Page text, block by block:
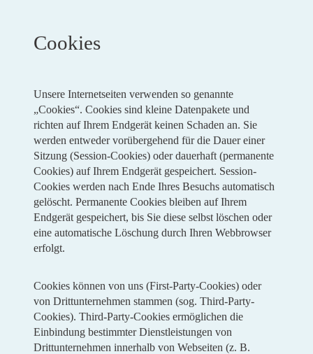
Cookies
Unsere Internetseiten verwenden so genannte
„Cookies“. Cookies sind kleine Datenpakete und
richten auf Ihrem Endgerät keinen Schaden an. Sie
werden entweder vorübergehend für die Dauer einer
Sitzung (Session-Cookies) oder dauerhaft (permanente
Cookies) auf Ihrem Endgerät gespeichert. Session-
Cookies werden nach Ende Ihres Besuchs automatisch
gelöscht. Permanente Cookies bleiben auf Ihrem
Endgerät gespeichert, bis Sie diese selbst löschen oder
eine automatische Löschung durch Ihren Webbrowser
erfolgt.
Cookies können von uns (First-Party-Cookies) oder
von Drittunternehmen stammen (sog. Third-Party-
Cookies). Third-Party-Cookies ermöglichen die
Einbindung bestimmter Dienstleistungen von
Drittunternehmen innerhalb von Webseiten (z. B.